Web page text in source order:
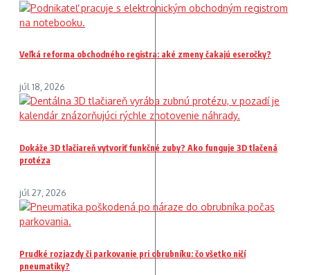
Veľká reforma obchodného registra: aké zmeny čakajú eseročky?
júl 18, 2026
Dokáže 3D tlačiareň vytvoriť funkčné zuby? Ako funguje 3D tlačená
protéza
júl 27, 2026
Prudké rozjazdy či parkovanie pri obrubníku: čo všetko ničí
pneumatiky?